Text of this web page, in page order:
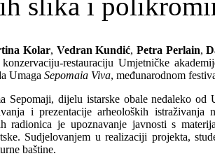
Kolar, Vedran Kundić,Petra Perlain,
restauraciju Umjetničke
Umaga Sepomaia Viva, međunarodnom
Sepomaji, dijelu istarske obale nedaleko od
i prezentacije arheoloških
radionica je upoznavanje javnosti s
Sudjelovanjem u realizaciji projekta,
baštine.